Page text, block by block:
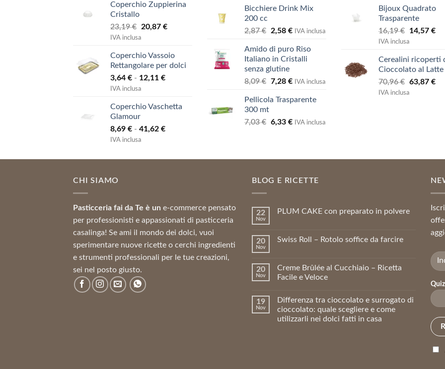
Coperchio Zuppierina
Cristallo
23,19€
Il
prezzo
era:
23,19 €.
20,87 €Il
è:
20,87 €.
IVA inclusa
Coperchio Vassoio
Rettangolare per dolci
3,64 € - 12,11 €Fascia
da
a
IVA inclusa
Coperchio Vaschetta
Glamour
8,69 € - 41,62 €Fascia
da
IVA inclusa
era:
è:
Bicchiere Drink Mix
200 cc
2,87€
Il
originale
era:
2,87 €.
2,58 €Il
attuale
è:
IVA inclusa
Amido di puro Riso
Italiano in Cristalli
senza glutine
8,09€ Il
originale
8,09 €.
7,28 €Il
attuale
7,28 €.
IVA inclusa
Pellicola Trasparente
300 mt
7,03€ Il
6,33 €IlIVA inclusa
era:
73,00 €.
è:
Bijoux Quadrato
Trasparente
16,19€
Il
prezzo
era:
16,19 €.
14,57 €Il
è:
IVA inclusa
Cerealini ricoperti
Cioccolato al Latte
70,96€ Il
prezzo
63,87 €Il
IVA inclusa
CHI SIAMO
Pasticceria fai da Te è un e-commerce pensato
per professionisti e appassionati di pasticceria
casalinga! Se ami il mondo dei dolci, vuoi
sperimentare nuove ricette o cerchi ingredienti
e strumenti professionali per le tue creazioni,
sei nel posto giusto.
BLOG E RICETTE
22
Nov
PLUM CAKE con preparato in polvere
20
Nov
Swiss Roll – Rotolo soffice da farcire
20
Nov
Creme Brûlée al Cucchiaio – Ricetta
Facile e Veloce
19
Nov
Differenza tra cioccolato e surrogato di
cioccolato: quale scegliere e come
utilizzarli nei dolci fatti in casa